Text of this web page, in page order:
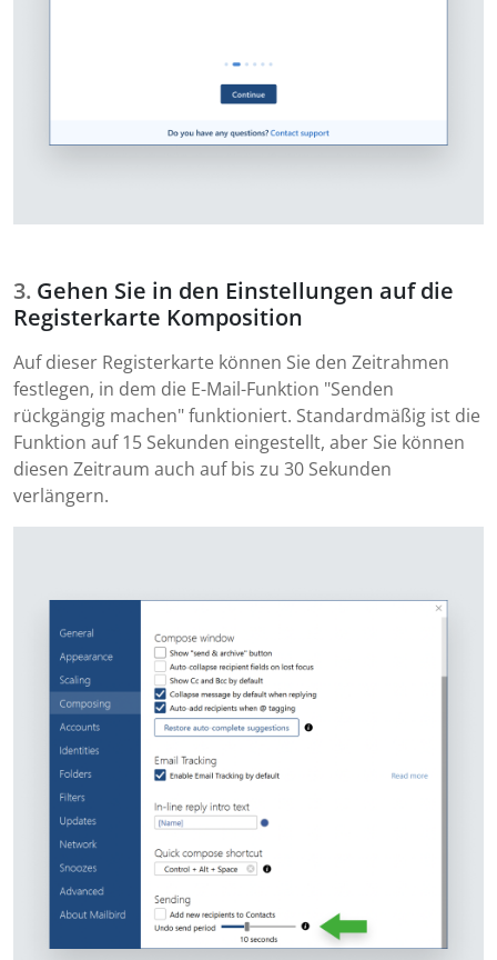
Gehen Sie in den Einstellungen auf die
Registerkarte Komposition
Auf dieser Registerkarte können Sie den Zeitrahmen
festlegen, in dem die E-Mail-Funktion "Senden
rückgängig machen" funktioniert. Standardmäßig ist die
Funktion auf 15 Sekunden eingestellt, aber Sie können
diesen Zeitraum auch auf bis zu 30 Sekunden
verlängern.